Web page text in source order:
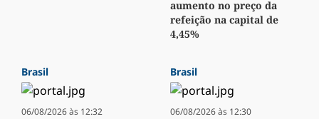
aumento no preço da
refeição na capital de
4,45%
Brasil
06/08/2026 às 12:32
Brasil
06/08/2026 às 12:30